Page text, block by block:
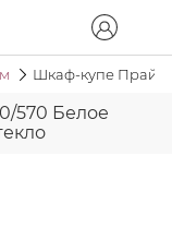
Шкаф-купе Прайм
570 Белое